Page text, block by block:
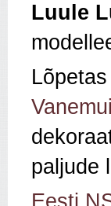
Luule
paljude